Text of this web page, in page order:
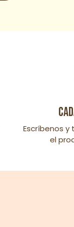
Escríbenos
el